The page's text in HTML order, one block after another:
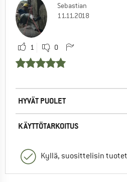
Sebastian
11.11.2018
1 0
HYVÄT PUOLET
KÄYTTÖTARKOITUS
Kyllä, suosittelisin